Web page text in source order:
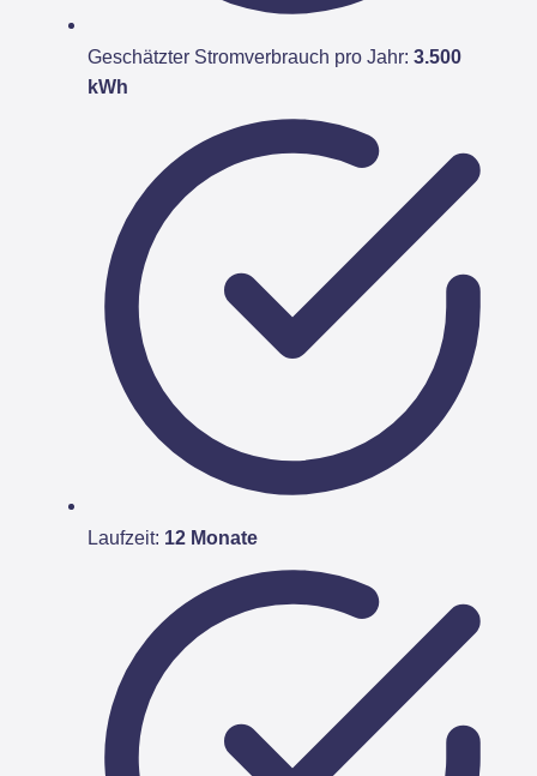
Geschätzter Stromverbrauch pro Jahr: 3.500
kWh
Laufzeit: 12 Monate